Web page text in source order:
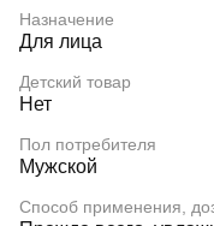
Назначение
Для лица
Детский товар
Нет
Пол потребителя
Мужской
Способ применения,